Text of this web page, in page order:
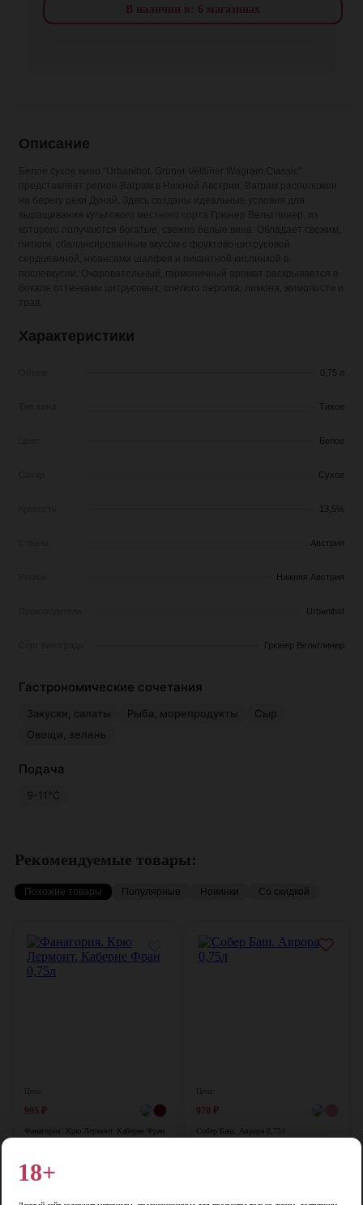
В наличии в: 6 магазинах
Описание
Характеристики
0,75 л
Тихое
Белое
Сухое
13,5%
Австрия
Нижняя Австрия
Urbanihof
Грюнер Вельтлинер
Гастрономические сочетания
Закуски, салаты Рыба, морепродукты
Сыр
Овощи, зелень
Подача
9-11°С
Рекомендуемые товары:
Похожие товары Популярные Новинки Со скидкой
995 ₽
Фанагория. Крю Лермонт. Каберне Фран
970 ₽
Собер Баш. Аврора 0,75л
18+